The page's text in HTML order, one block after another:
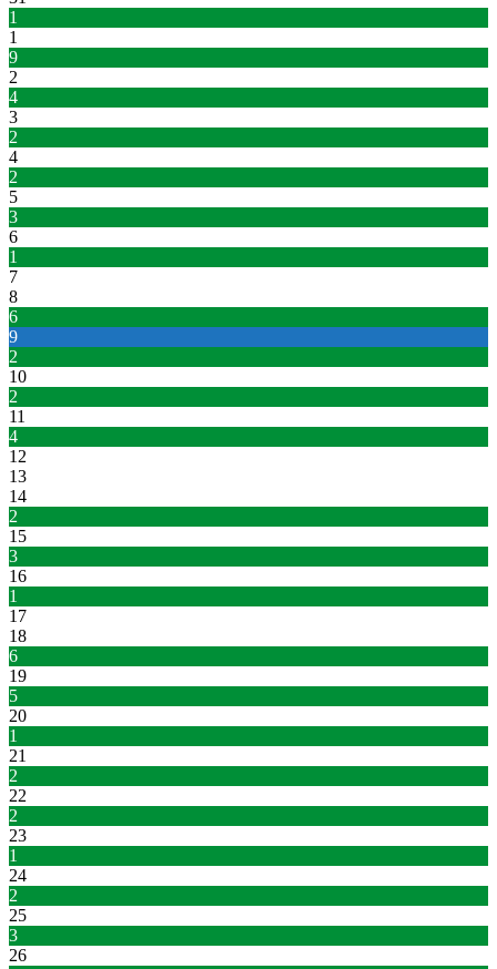
1
1
9
2
4
3
2
4
2
5
3
6
1
7
8
6
9
2
10
2
11
4
12
13
14
2
15
3
16
1
17
18
6
19
5
20
1
21
2
22
2
23
1
24
2
25
3
26